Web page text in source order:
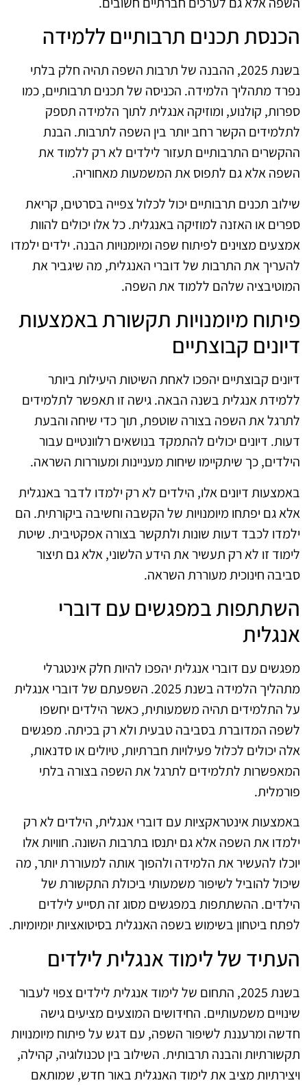
הכנסת תכנים תרבותיים ללמידה
בשנת 2025, ההבנה של תרבות השפה תהיה חלק בלתי
נפרד מתהליך הלמידה. הכניסה של תכנים תרבותיים, כמו
ספרות, קולנוע, ומוזיקה אנגלית לתוך הלמידה תספק
לתלמידים הקשר רחב יותר בין השפה לתרבות. הבנת
ההקשרים התרבותיים תעזור לילדים לא רק ללמוד את
השפה אלא גם לתפוס את המשמעות מאחוריה.
שילוב תכנים תרבותיים יכול לכלול צפייה בסרטים, קריאת
ספרים או האזנה למוזיקה באנגלית. כל אלו יכולים להוות
אמצעים מצוינים לפיתוח שפה ומיומנויות הבנה. ילדים ילמדו
להעריך את התרבות של דוברי האנגלית, מה שיגביר את
המוטיבציה שלהם ללמוד את השפה.
פיתוח מיומנויות תקשורת באמצעות
דיונים קבוצתיים
דיונים קבוצתיים יהפכו לאחת השיטות היעילות ביותר
ללמידת אנגלית בשנה הבאה. גישה זו תאפשר לתלמידים
לתרגל את השפה בצורה שוטפת, תוך כדי שיחה והבעת
דעות. דיונים יכולים להתמקד בנושאים רלוונטיים עבור
הילדים, כך שיתקיימו שיחות מעניינות ומעוררות השראה.
באמצעות דיונים אלו, הילדים לא רק ילמדו לדבר באנגלית
אלא גם יפתחו מיומנויות של הקשבה וחשיבה ביקורתית. הם
ילמדו לכבד דעות שונות ולתקשר בצורה אפקטיבית. שיטת
לימוד זו לא רק תעשיר את הידע הלשוני, אלא גם תיצור
סביבה חינוכית מעוררת השראה.
השתתפות במפגשים עם דוברי
אנגלית
מפגשים עם דוברי אנגלית יהפכו להיות חלק אינטגרלי
מתהליך הלמידה בשנת 2025. השפעתם של דוברי אנגלית
על התלמידים תהיה משמעותית, כאשר הילדים יחשפו
לשפה המדוברת בסביבה טבעית ולא רק בכיתה. מפגשים
אלה יכולים לכלול פעילויות חברתיות, טיולים או סדנאות,
המאפשרות לתלמידים לתרגל את השפה בצורה בלתי
פורמלית.
באמצעות אינטראקציות עם דוברי אנגלית, הילדים לא רק
ילמדו את השפה אלא גם יתנסו בתרבות השונה. חוויות אלו
יוכלו להעשיר את הלמידה ולהפוך אותה למעוררת יותר, מה
שיכול להוביל לשיפור משמעותי ביכולת התקשורת של
הילדים. ההשתתפות במפגשים מסוג זה תסייע לילדים
לפתח ביטחון בשימוש בשפה האנגלית בסיטואציות יומיומיות.
העתיד של לימוד אנגלית לילדים
בשנת 2025, התחום של לימוד אנגלית לילדים צפוי לעבור
שינויים משמעותיים. החידושים המוצעים מציעים גישה
חדשה ומרעננת לשיפור השפה, עם דגש על פיתוח מיומנויות
תקשורתיות והבנה תרבותית. השילוב בין טכנולוגיה, קהילה,
ויצירתיות מציב את לימוד האנגלית באור חדש, שמותאם